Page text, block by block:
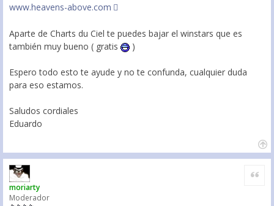
www.heavens-above.com
Aparte de Charts du Ciel te puedes bajar el winstars que es
también muy bueno ( gratis
)
Espero todo esto te ayude y no te confunda, cualquier duda
para eso estamos.
Saludos cordiales
Eduardo
moriarty
Moderador
Citar